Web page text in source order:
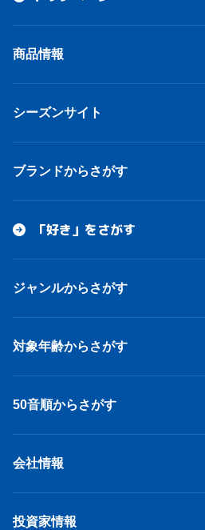
商品情報
シーズンサイト
ブランドからさがす
「好き」をさがす
ジャンルからさがす
対象年齢からさがす
50音順からさがす
会社情報
投資家情報